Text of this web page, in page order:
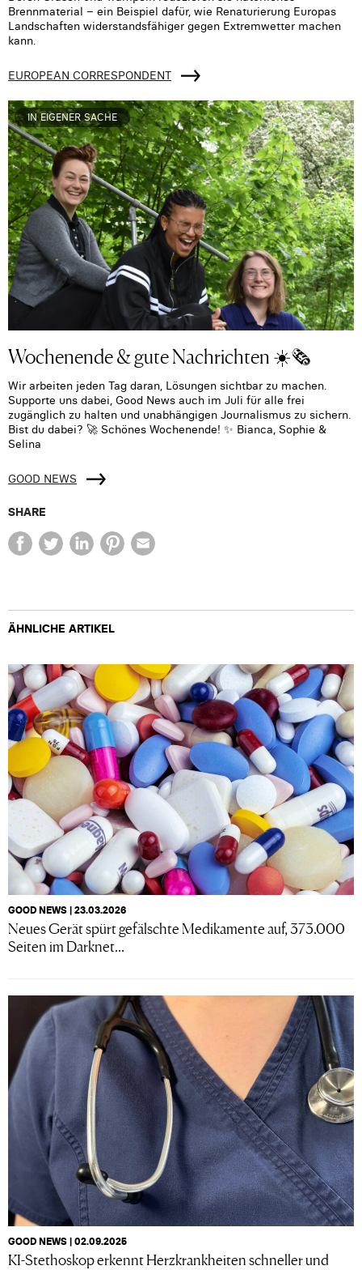
Brennmaterial – ein Beispiel dafür, wie Renaturierung Europas
Landschaften widerstandsfähiger gegen Extremwetter machen
kann.
EUROPEAN CORRESPONDENT
IN EIGENER SACHE
Wochenende & gute Nachrichten ☀️🗞️
Wir arbeiten jeden Tag daran, Lösungen sichtbar zu machen.
Supporte uns dabei, Good News auch im Juli für alle frei
zugänglich zu halten und unabhängigen Journalismus zu sichern.
Bist du dabei? 🚀 Schönes Wochenende! ✨ Bianca, Sophie &
Selina
GOOD NEWS
SHARE
ÄHNLICHE ARTIKEL
GOOD NEWS | 23.03.2026
Neues Gerät spürt gefälschte Medikamente auf, 373.000
Seiten im Darknet...
GOOD NEWS | 02.09.2025
KI-Stethoskop erkennt Herzkrankheiten schneller und